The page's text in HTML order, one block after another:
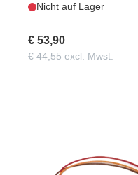
Nicht auf Lager
€ 53,90
€ 44,55 excl. Mwst.